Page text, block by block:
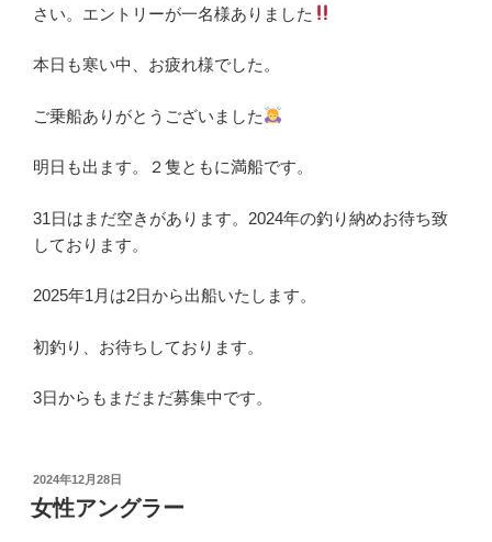
さい。エントリーが一名様ありました
本日も寒い中、お疲れ様でした。
ご乗船ありがとうございました
明日も出ます。２隻ともに満船です。
31日はまだ空きがあります。2024年の釣り納めお待ち致
しております。
2025年1月は2日から出船いたします。
初釣り、お待ちしております。
3日からもまだまだ募集中です。
投
稿
日:
2024年12月28日
女性アングラー